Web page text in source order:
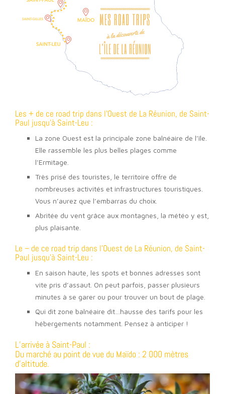
Les + de ce road trip dans l’Ouest de La Réunion, de Saint-
Paul jusqu’à Saint-Leu :
La zone Ouest est la principale zone balnéaire de l’île.
Elle rassemble les plus belles plages comme
l’Ermitage.
Très prisé des touristes, le territoire offre de
nombreuses activités et infrastructures touristiques.
Vous n’aurez que l’embarras du choix.
Abritée du vent grâce aux montagnes, la météo y est,
plus plaisante.
Le – de ce road trip dans l’Ouest de La Réunion, de Saint-
Paul jusqu’à Saint-Leu :
En saison haute, les spots et bonnes adresses sont
vite pris d’assaut. On peut parfois, passer plusieurs
minutes à se garer ou pour trouver un bout de plage.
Qui dit zone balnéaire dit…hausse des tarifs pour les
hébergements notamment. Pensez à anticiper !
L’arrivée à Saint-Paul :
Du marché au point de vue du Maïdo : 2 000 mètres
d’altitude.